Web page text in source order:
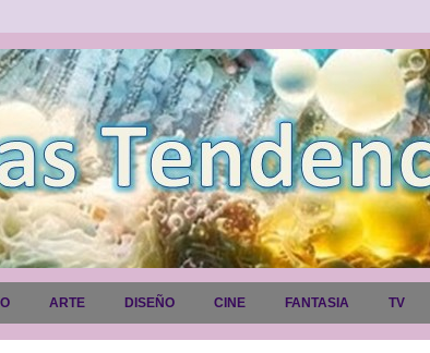
ARTE DISEÑO CINE FANTASIA TV